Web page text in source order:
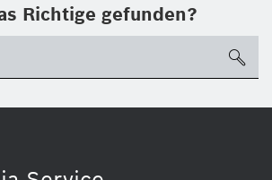
Richtige gefunden?